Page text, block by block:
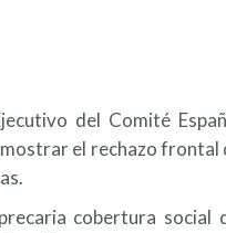
del Comité
el rechazo frontal
cobertura social